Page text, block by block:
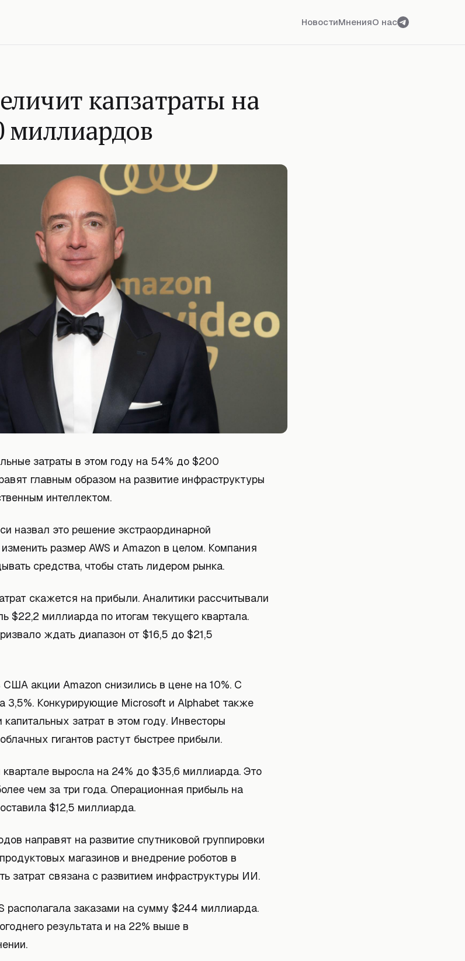
НовостиМненияО нас
капзатраты на
миллиардов
затраты в этом году на 54% до $200
главным образом на развитие инфраструктуры
интеллектом.
назвал это решение экстраординарной
размер AWS и Amazon в целом. Компания
средства, чтобы стать лидером рынка.
скажется на прибыли. Аналитики рассчитывали
$22,2 миллиарда по итогам текущего квартала.
ждать диапазон от $16,5 до $21,5
США акции Amazon снизились в цене на 10%. С
3,5%. Конкурирующие Microsoft и Alphabet также
затрат в этом году. Инвесторы
гигантов растут быстрее прибыли.
выросла на 24% до $35,6 миллиарда. Это
чем за три года. Операционная прибыль на
$12,5 миллиарда.
направят на развитие спутниковой группировки
магазинов и внедрение роботов в
затрат связана с развитием инфраструктуры ИИ.
располагала заказами на сумму $244 миллиарда.
результата и на 22% выше в